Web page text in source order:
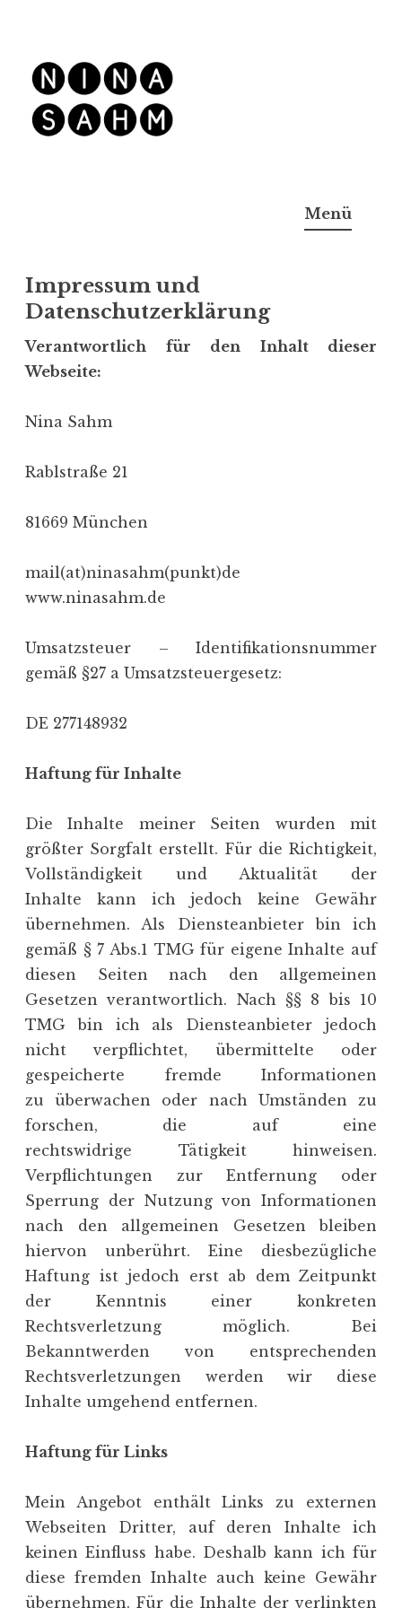
Z
u
m
s
p
r
i
g
n
Menü
Impressum und
Datenschutzerklärung
Verantwortlich für den Inhalt dieser
Webseite:
Nina Sahm
Rablstraße 21
81669 München
mail(at)ninasahm(punkt)de
www.ninasahm.de
Umsatzsteuer – Identifikationsnummer
gemäß §27 a Umsatzsteuergesetz:
DE 277148932
Haftung für Inhalte
Die Inhalte meiner Seiten wurden mit
größter Sorgfalt erstellt. Für die Richtigkeit,
Vollständigkeit und Aktualität der
Inhalte kann ich jedoch keine Gewähr
übernehmen. Als Diensteanbieter bin ich
gemäß § 7 Abs.1 TMG für eigene Inhalte auf
diesen Seiten nach den allgemeinen
Gesetzen verantwortlich. Nach §§ 8 bis 10
TMG bin ich als Diensteanbieter jedoch
nicht verpflichtet, übermittelte oder
gespeicherte fremde Informationen
zu überwachen oder nach Umständen zu
forschen, die auf eine
rechtswidrige Tätigkeit hinweisen.
Verpflichtungen zur Entfernung oder
Sperrung der Nutzung von Informationen
nach den allgemeinen Gesetzen bleiben
hiervon unberührt. Eine diesbezügliche
Haftung ist jedoch erst ab dem Zeitpunkt
der Kenntnis einer konkreten
Rechtsverletzung möglich. Bei
Bekanntwerden von entsprechenden
Rechtsverletzungen werden wir diese
Inhalte umgehend entfernen.
Haftung für Links
Mein Angebot enthält Links zu externen
Webseiten Dritter, auf deren Inhalte ich
keinen Einfluss habe. Deshalb kann ich für
diese fremden Inhalte auch keine Gewähr
übernehmen. Für die Inhalte der verlinkten